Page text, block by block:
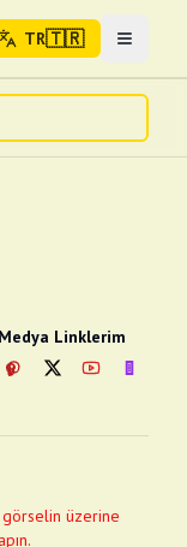
TR🇹🇷 Menuyu
Ana Sayfa
Diğer
Abdest Videoları
Fotograflar
Linklerim
PinterestTwitterYouTube
üzerine